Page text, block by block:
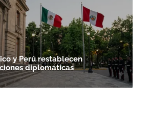
y Perú restablecen
diplomáticas